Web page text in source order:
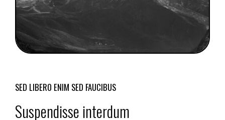
SED LIBERO ENIM SED FAUCIBUS
Suspendisse interdum